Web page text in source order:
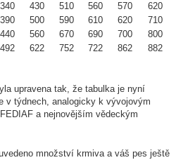
340 430 510 560 570
620
390 500 590 610 620
710
440 560 670 690 700
800
492 622 752 722 862 882
upravena tak, že tabulka je nyní
v týdnech, analogicky k vývojovým
a nejnovějším vědeckým
množství krmiva a váš pes ještě